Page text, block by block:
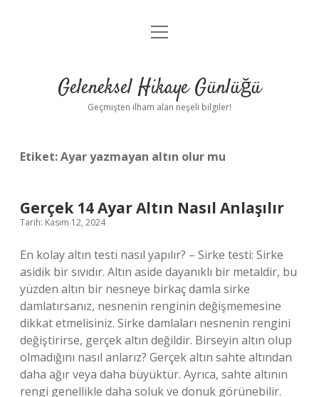
Anasayfa
Yasal Uyarı
menüyü
Geleneksel Hikaye Günlüğü
Geçmişten ilham alan neşeli bilgiler!
Etiket:Ayar yazmayan altın olur mu
Gerçek 14 Ayar Altın Nasıl Anlaşılır
Tarih: Kasım 12, 2024
En kolay altın testi nasıl yapılır? – Sirke testi: Sirke
asidik bir sıvıdır. Altın aside dayanıklı bir metaldir, bu
yüzden altın bir nesneye birkaç damla sirke
damlatırsanız, nesnenin renginin değişmemesine
dikkat etmelisiniz. Sirke damlaları nesnenin rengini
değiştirirse, gerçek altın değildir. Birseyin altın olup
olmadığını nasıl anlarız? Gerçek altın sahte altından
daha ağır veya daha büyüktür. Ayrıca, sahte altının
rengi genellikle daha soluk ve donuk görünebilir.